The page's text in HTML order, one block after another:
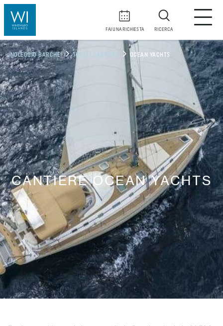
FAI UNA RICHIESTA RICERCA
NOLEGGIO BARCHE TUTTI I CANTIERI OCEAN YACHTS
CANTIERE OCEAN YACHTS